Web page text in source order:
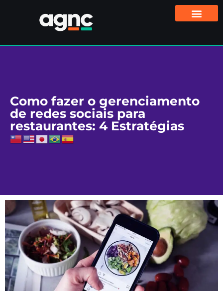
Como fazer o gerenciamento
de redes sociais para
restaurantes: 4 Estratégias